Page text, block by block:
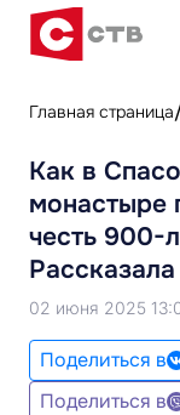
Главная страница
Как в
монастыре
честь 900-
02 июня 2025
Поделиться в
Поделиться в